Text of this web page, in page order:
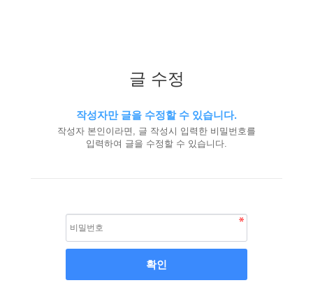
글 수정
작성자만 글을 수정할 수 있습니다.
작성자 본인이라면, 글 작성시 입력한 비밀번호를
입력하여 글을 수정할 수 있습니다.